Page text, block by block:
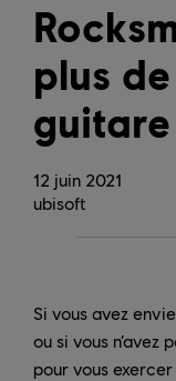
12 juin 2021
plus
ubisoft
Si vous avez
ou si vous
pour vous